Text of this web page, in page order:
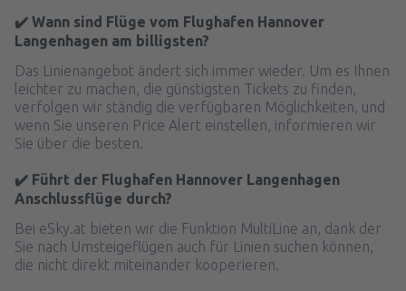
✔️ Wann sind Flüge vom Flughafen Hannover
Langenhagen am billigsten?
Das Linienangebot ändert sich immer wieder. Um es Ihnen
leichter zu machen, die günstigsten Tickets zu finden,
verfolgen wir ständig die verfügbaren Möglichkeiten, und
wenn Sie unseren Price Alert einstellen, informieren wir
Sie über die besten.
✔️ Führt der Flughafen Hannover Langenhagen
Anschlussflüge durch?
Bei eSky.at bieten wir die Funktion MultiLine an, dank der
Sie nach Umsteigeflügen auch für Linien suchen können,
die nicht direkt miteinander kooperieren.